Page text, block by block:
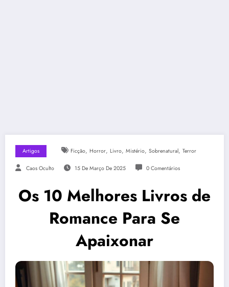
Artigos Ficção, Horror, Livro, Mistério, Sobrenatural, Terror
Caos Oculto 15 De Março De 2025 0 Comentários
Os 10 Melhores Livros de
Romance Para Se
Apaixonar